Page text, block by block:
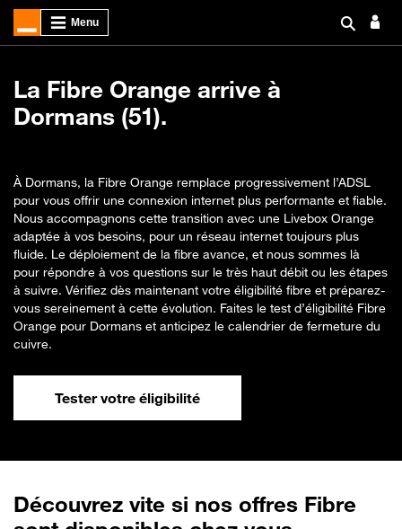
La Fibre Orange arrive à
Dormans (51).
À Dormans, la Fibre Orange remplace progressivement l’ADSL
pour vous offrir une connexion internet plus performante et fiable.
Nous accompagnons cette transition avec une Livebox Orange
adaptée à vos besoins, pour un réseau internet toujours plus
fluide. Le déploiement de la fibre avance, et nous sommes là
pour répondre à vos questions sur le très haut débit ou les étapes
à suivre. Vérifiez dès maintenant votre éligibilité fibre et préparez-
vous sereinement à cette évolution. Faites le test d’éligibilité Fibre
Orange pour Dormans et anticipez le calendrier de fermeture du
cuivre.
Tester votre éligibilité
Découvrez vite si nos offres Fibre